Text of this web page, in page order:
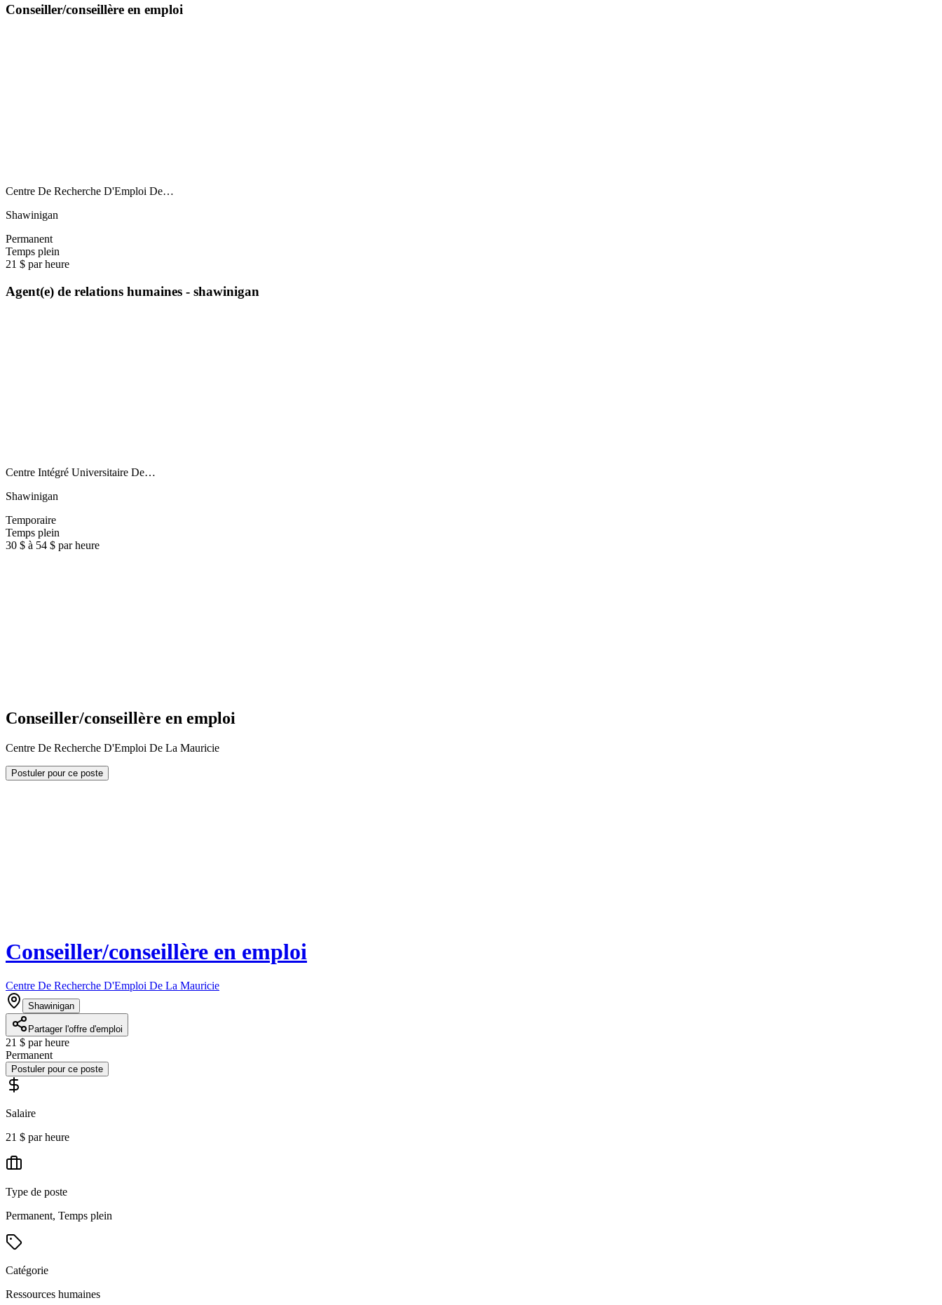
Conseiller/conseillère en emploi
Centre De Recherche D'Emploi De…
Shawinigan
Permanent
Temps plein
21 $ par heure
Agent(e) de relations humaines - shawinigan
Centre Intégré Universitaire De…
Shawinigan
Temporaire
Temps plein
30 $ à 54 $ par heure
Conseiller/conseillère en emploi
Centre De Recherche D'Emploi De La Mauricie
Postuler pour ce poste
Conseiller/conseillère en emploi
Centre De Recherche D'Emploi De La Mauricie
Shawinigan
Partager l'offre d'emploi
21 $ par heure
Permanent
Postuler pour ce poste
Salaire
21 $ par heure
Type de poste
Permanent, Temps plein
Catégorie
Ressources humaines